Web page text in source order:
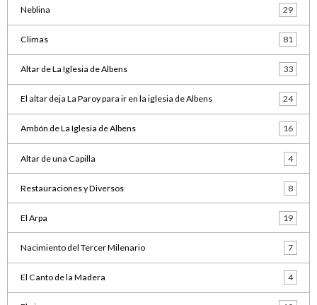
Neblina 29
Climas 81
Altar de La Iglesia de Albens 33
El altar deja La Paroy para ir en la iglesia de Albens 24
Ambón de La Iglesia de Albens 16
Altar de una Capilla 4
Restauraciones y Diversos 8
El Arpa 19
Nacimiento del Tercer Milenario 7
El Canto de la Madera 4